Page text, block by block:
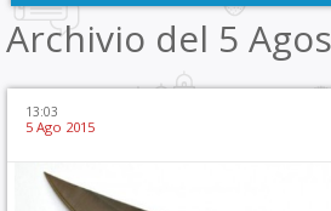
Archivio del 5
13:03
5 Ago 2015